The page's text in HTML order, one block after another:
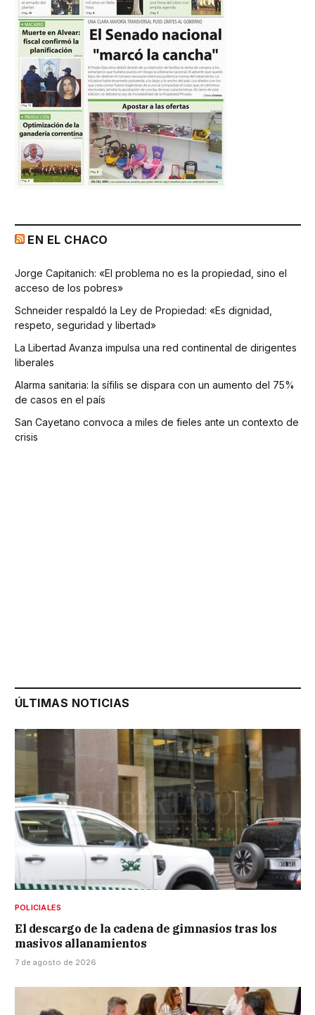
EN EL CHACO
Jorge Capitanich: «El problema no es la propiedad, sino el
acceso de los pobres»
Schneider respaldó la Ley de Propiedad: «Es dignidad,
respeto, seguridad y libertad»
La Libertad Avanza impulsa una red continental de dirigentes
liberales
Alarma sanitaria: la sífilis se dispara con un aumento del 75%
de casos en el país
San Cayetano convoca a miles de fieles ante un contexto de
crisis
ÚLTIMAS NOTICIAS
POLICIALES
El descargo de la cadena de gimnasios tras los
masivos allanamientos
7 de agosto de 2026